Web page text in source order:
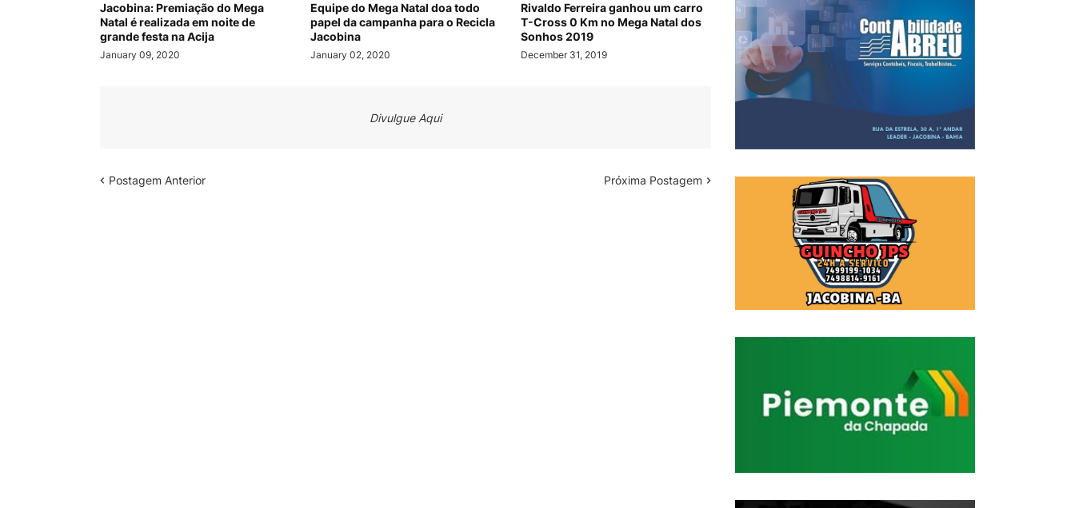
Jacobina: Premiação do Mega
Natal é realizada em noite de
grande festa na Acija
January 09, 2020
Equipe do Mega Natal doa todo
papel da campanha para o Recicla
Jacobina
January 02, 2020
Rivaldo Ferreira ganhou um carro
T-Cross 0 Km no Mega Natal dos
Sonhos 2019
December 31, 2019
Divulgue Aqui
Postagem Anterior Próxima Postagem